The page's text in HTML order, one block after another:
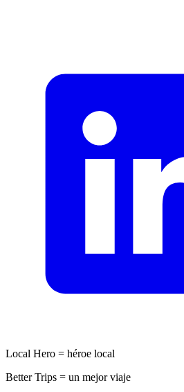
Local Hero = héroe local
Better Trips = un mejor viaje